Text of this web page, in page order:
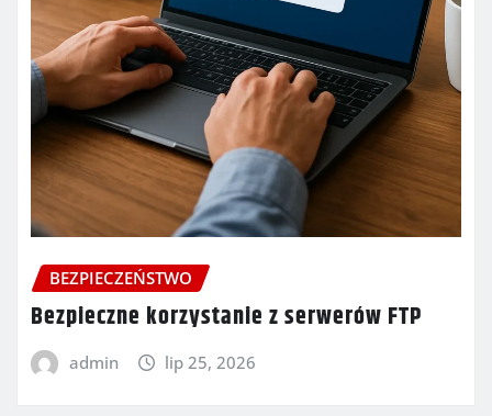
BEZPIECZEŃSTWO
Bezpieczne korzystanie z serwerów FTP
admin lip 25, 2026